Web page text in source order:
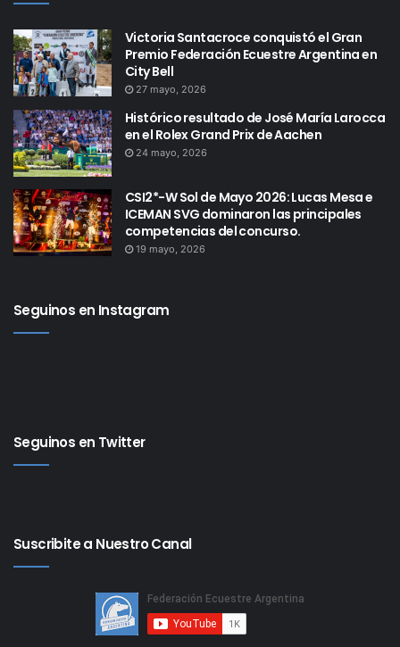
Victoria Santacroce conquistó el Gran
Premio Federación Ecuestre Argentina en
City Bell
27 mayo, 2026
Histórico resultado de José María Larocca
en el Rolex Grand Prix de Aachen
24 mayo, 2026
CSI2*-W Sol de Mayo 2026: Lucas Mesa e
ICEMAN SVG dominaron las principales
competencias del concurso.
19 mayo, 2026
Seguinos en Instagram
Seguinos en Twitter
Suscribite a Nuestro Canal